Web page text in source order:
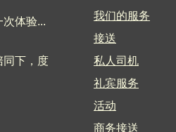
体验...
同下，度
我们的服务
接送
私人司机
礼宾服务
活动
商务接送